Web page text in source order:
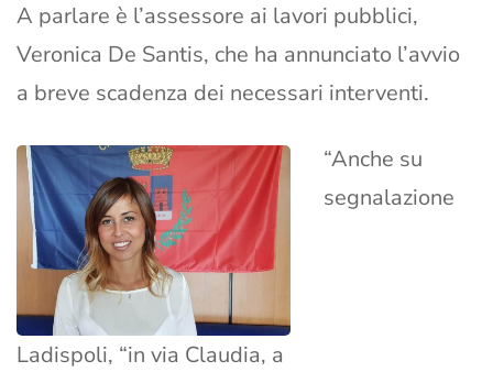
A parlare è l’assessore ai lavori pubblici,
Veronica De Santis, che ha annunciato l’avvio
a breve scadenza dei necessari interventi.
Ladispoli, “in via Claudia, a
“Anche su
segnalazione